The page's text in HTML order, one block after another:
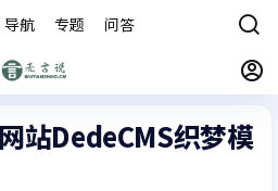
导航 专题 问答
站DedeCMS织梦模